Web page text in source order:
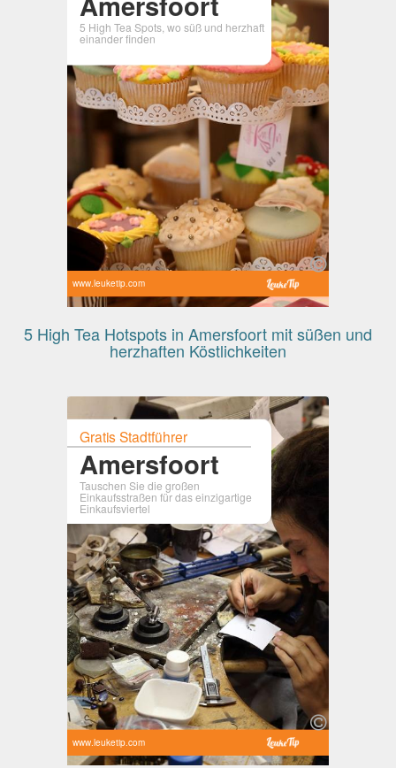
5 High Tea Spots, wo süß und herzhaft
einander finden
www.leuketip.com
5 High Tea Hotspots in Amersfoort mit süßen und
herzhaften Köstlichkeiten
Gratis Stadtführer
Amersfoort
Tauschen Sie die großen
Einkaufsstraßen für das einzigartige
Einkaufsviertel
www.leuketip.com